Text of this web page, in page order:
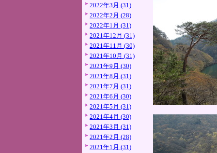
2022年3月 (31)
2022年2月 (28)
2022年1月 (31)
2021年12月 (31)
2021年11月 (30)
2021年10月 (31)
2021年9月 (30)
2021年8月 (31)
2021年7月 (31)
2021年6月 (30)
2021年5月 (31)
2021年4月 (30)
2021年3月 (31)
2021年2月 (28)
2021年1月 (31)